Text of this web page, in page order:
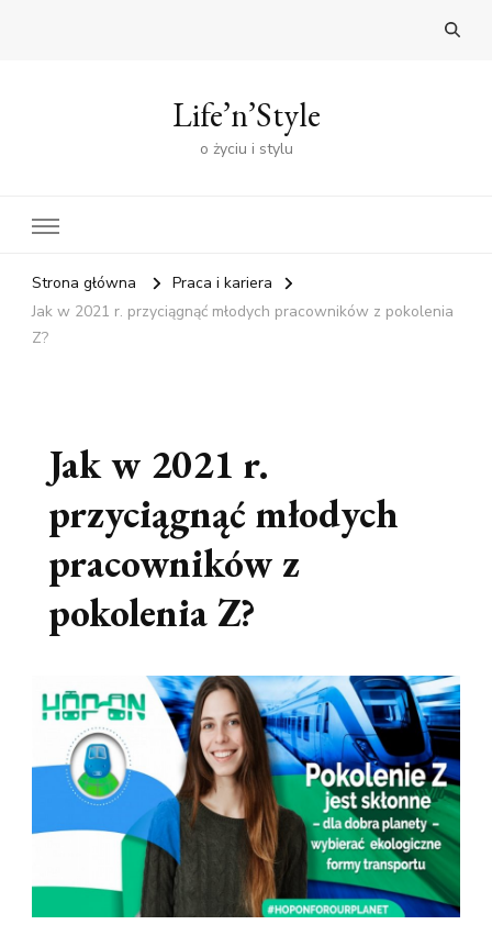
Life’n’Style
o życiu i stylu
Strona główna
Praca i kariera
Jak w 2021 r. przyciągnąć młodych pracowników z pokolenia
Z?
Jak w 2021 r.
przyciągnąć młodych
pracowników z
pokolenia Z?